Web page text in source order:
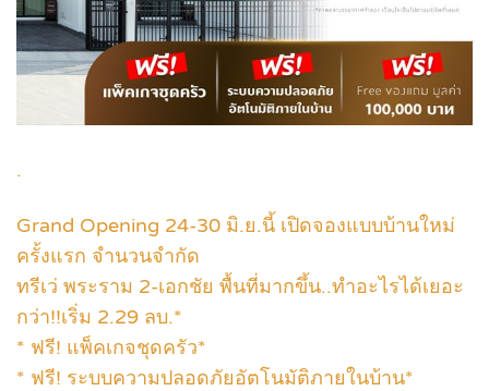
.
Grand Opening 24-30 มิ.ย.นี้ เปิดจองแบบบ้านใหม่
ครั้งแรก จำนวนจำกัด
ทรีเว่ พระราม 2-เอกชัย พื้นที่มากขึ้น..ทำอะไรได้เยอะ
กว่า!!เริ่ม 2.29 ลบ.*
* ฟรี! แพ็คเกจชุดครัว*
* ฟรี! ระบบความปลอดภัยอัตโนมัติภายในบ้าน*